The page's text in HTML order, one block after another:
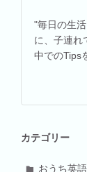
"毎日の生
に、子連れ
中でのTips
カテゴリー
おうち英語